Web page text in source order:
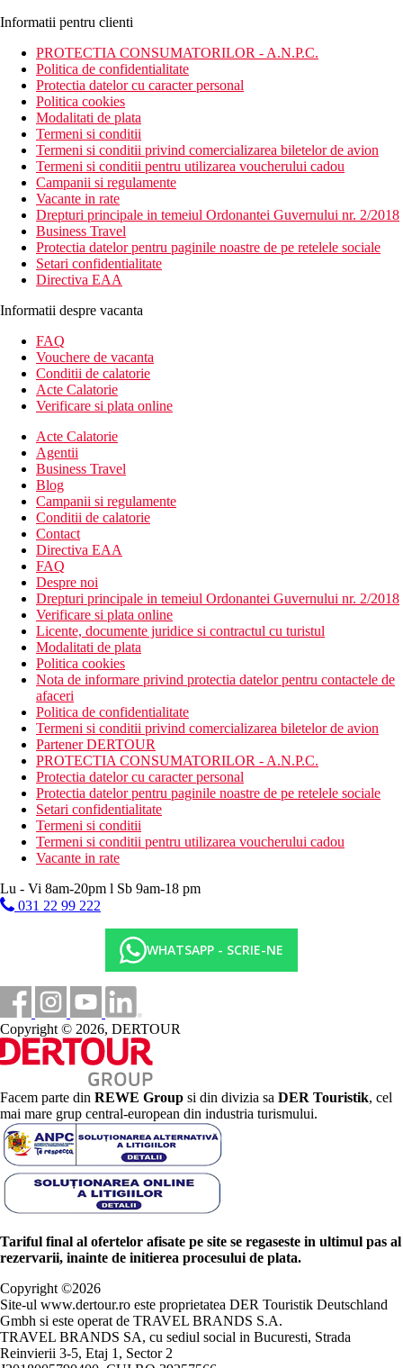
Informatii pentru clienti
PROTECTIA CONSUMATORILOR - A.N.P.C.
Politica de confidentialitate
Protectia datelor cu caracter personal
Politica cookies
Modalitati de plata
Termeni si conditii
Termeni si conditii privind comercializarea biletelor de avion
Termeni si conditii pentru utilizarea voucherului cadou
Campanii si regulamente
Vacante in rate
Drepturi principale in temeiul Ordonantei Guvernului nr. 2/2018
Business Travel
Protectia datelor pentru paginile noastre de pe retelele sociale
Setari confidentialitate
Directiva EAA
Informatii despre vacanta
FAQ
Vouchere de vacanta
Conditii de calatorie
Acte Calatorie
Verificare si plata online
Acte Calatorie
Agentii
Business Travel
Blog
Campanii si regulamente
Conditii de calatorie
Contact
Directiva EAA
FAQ
Despre noi
Drepturi principale in temeiul Ordonantei Guvernului nr. 2/2018
Verificare si plata online
Licente, documente juridice si contractul cu turistul
Modalitati de plata
Politica cookies
Nota de informare privind protectia datelor pentru contactele de
afaceri
Politica de confidentialitate
Termeni si conditii privind comercializarea biletelor de avion
Partener DERTOUR
PROTECTIA CONSUMATORILOR - A.N.P.C.
Protectia datelor cu caracter personal
Protectia datelor pentru paginile noastre de pe retelele sociale
Setari confidentialitate
Termeni si conditii
Termeni si conditii pentru utilizarea voucherului cadou
Vacante in rate
Lu - Vi 8am-20pm l Sb 9am-18 pm
031 22 99 222
WHATSAPP - SCRIE-NE
Copyright © 2026, DERTOUR
Facem parte din REWE Group si din divizia sa DER Touristik, cel
mai mare grup central-european din industria turismului.
Tariful final al ofertelor afisate pe site se regaseste in ultimul pas al
rezervarii, inainte de initierea procesului de plata.
Copyright ©2026
Site-ul www.dertour.ro este proprietatea DER Touristik Deutschland
Gmbh si este operat de TRAVEL BRANDS S.A.
TRAVEL BRANDS SA, cu sediul social in Bucuresti, Strada
Reinvierii 3-5, Etaj 1, Sector 2